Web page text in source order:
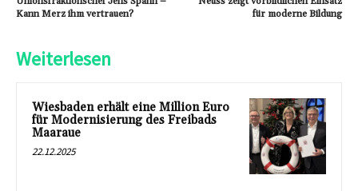
Kann Merz ihm vertrauen?
für moderne Bildung
Weiterlesen
Wiesbaden erhält eine Million Euro
für Modernisierung des Freibads
Maaraue
22.12.2025